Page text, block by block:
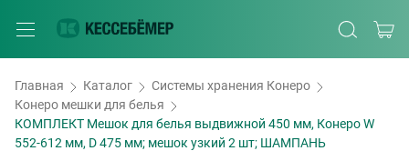
Главная Каталог
Системы хранения Конеро
Конеро мешки для белья
КОМПЛЕКТ Мешок для белья выдвижной 450 мм, Конеро W
552-612 мм, D 475 мм; мешок узкий 2 шт; ШАМПАНЬ